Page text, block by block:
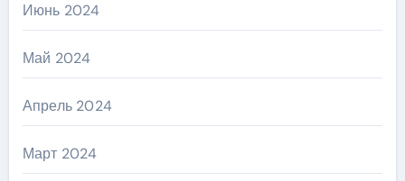
Июнь 2024
Май 2024
Апрель 2024
Март 2024